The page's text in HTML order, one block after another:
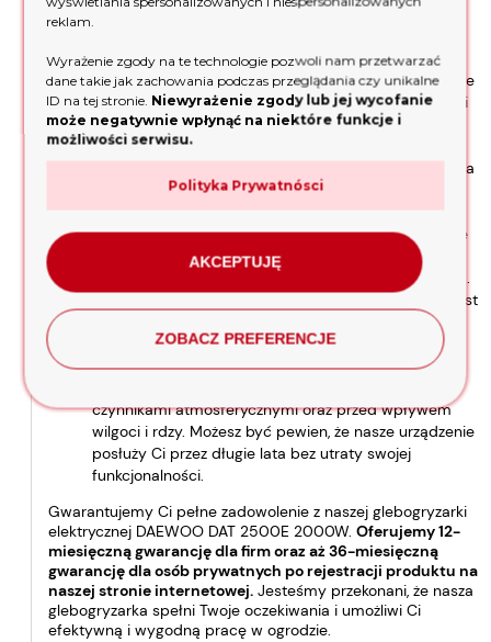
pewność, że Twoje bezpieczeństwo jest dla nas
Koło transportowe:Praktyczne koło transportowe,
zamontowane z przodu glebogryzarki, umożliwia łatwe
przemieszczanie urządzenia po terenie ogrodu. Dzięki
temu nie musisz się martwić o trudności z
transportem ani o obciążenie swojego kręgosłupa.
Nasza glebogryzarka została
zaprojektowana z myślą o Twojej wygodzie.
Wyposażyliśmy ją w ergonomiczny włącznik, który
zapewnia wygodną obsługę i minimalizuje zmęczenie
dłoni podczas pracy. Dzięki temu możesz skupić się
na wykonaniu swoich zadań bez zbędnych przeszkód.
Zabezpieczenie antykorozyjne:Wiemy, jak ważne jest
utrzymanie naszych urządzeń w doskonałym stanie
przez wiele lat. Dlatego nasza glebogryzarka została
poddana specjalnemu procesowi zabezpieczenia
czynnikami atmosferycznymi oraz przed wpływem
wilgoci i rdzy. Możesz być pewien, że nasze urządzenie
posłuży Ci przez długie lata bez utraty swojej
funkcjonalności.
Gwarantujemy Ci pełne zadowolenie z naszej glebogryzarki
elektrycznej DAEWOO DAT 2500E 2000W. Oferujemy 12-
miesięczną gwarancję dla firm oraz aż 36-miesięczną
gwarancję dla osób prywatnych po rejestracji produktu na
naszej stronie internetowej. Jesteśmy przekonani, że nasza
glebogryzarka spełni Twoje oczekiwania i umożliwi Ci
efektywną i wygodną pracę w ogrodzie.
reklam.
Wyrażenie zgody na te technologie pozwoli nam przetwarzać
dane takie jak zachowania podczas przeglądania czy unikalne
ID na tej stronie. Niewyrażenie zgody lub jej wycofanie
może negatywnie wpłynąć na niektóre funkcje i
możliwości serwisu.
Polityka Prywatnósci
AKCEPTUJĘ
ZOBACZ PREFERENCJE